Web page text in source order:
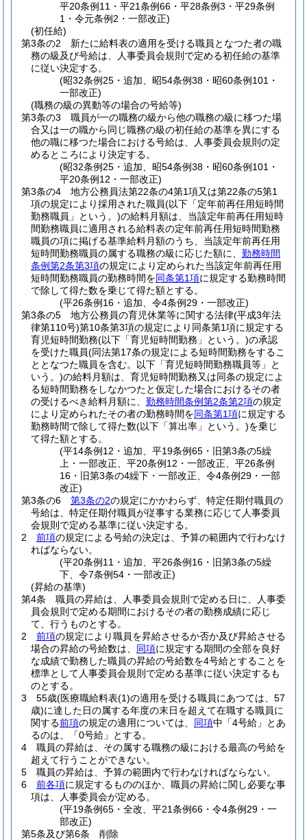
平20条例11・平21条例66・平28条例3・平29条例
1・令元条例2・一部改正)
(初任給)
第3条の2
新たに給料表の適用を受ける職員となつた者の職
務の級及び号給は、人事委員会規則で定める初任給の基準
に従い決定する。
(昭32条例25・追加、昭54条例38・昭60条例101・
一部改正)
(職務の級の異動等の場合の号給等)
第3条の3
職員が一の職務の級から他の職務の級に移つた場
合又は一の職から同じ職務の級の初任給の基準を異にする
他の職に移つた場合における号給は、人事委員会規則の定
めるところにより決定する。
(昭32条例25・追加、昭54条例38・昭60条例101・
平20条例12・一部改正)
第3条の4
地方公務員法第22条の4第1項又は第22条の5第1
項の規定により採用された職員(以下「定年前再任用短時間
勤務職員」という。)の給料月額は、当該定年前再任用短時
間勤務職員に適用される給料表の定年前再任用短時間勤務
職員の項に掲げる基準給料月額のうち、当該定年前再任用
短時間勤務職員の属する職務の級に応じた額に、 勤務時間
条例第2条第3項の規定により定められた当該定年前再任用
短時間勤務職員の勤務時間を同条第1項に規定する勤務時間
で除して得た数を乗じて得た額とする。
(平26条例16・追加、令4条例29・一部改正)
第3条の5
地方公務員の育児休業等に関する法律(平成3年法
律第110号)第10条第3項の規定により同条第1項に規定する
育児短時間勤務(以下「育児短時間勤務」という。)の承認
を受けた職員(同法第17条の規定による短時間勤務をするこ
ととなつた職員を含む。以下「育児短時間勤務職員等」と
いう。)の給料月額は、育児短時間勤務又は同条の規定によ
る短時間勤務をしなかつたと仮定した場合におけるその者
の受けるべき給料月額に、 勤務時間条例第2条第2項の規定
により定められたその者の勤務時間を同条第1項に規定する
勤務時間で除して得た数(以下「算出率」という。)を乗じ
て得た額とする。
(平14条例12・追加、平19条例65・旧第3条の5繰
上・一部改正、平20条例12・一部改正、平26条例
16・旧第3条の4繰下・一部改正、令4条例29・一部
改正)
第3条の6
第3条の2の規定にかかわらず、特定任期付職員の
号給は、特定任期付職員が従事する業務に応じて人事委員
会規則で定める基準に従い決定する。
2
前項の規定による号給の決定は、予算の範囲内で行わなけ
ればならない。
(平20条例11・追加、平26条例16・旧第3条の5繰
下、令7条例54・一部改正)
(昇給の基準)
第4条
職員の昇給は、人事委員会規則で定める日に、人事委
員会規則で定める期間におけるその者の勤務成績に応じ
て、行うものとする。
2
前項の規定により職員を昇給させるか否か及び昇給させる
場合の昇給の号給数は、 同項に規定する期間の全部を良好
な成績で勤務した職員の昇給の号給数を4号給とすることを
標準として人事委員会規則で定める基準に従い決定するも
のとする。
3
55歳(医療職給料表(1)の適用を受ける職員にあつては、57
歳)に達した日の属する年度の末日を超えて在職する職員に
関する前項の規定の適用については、 同項中「4号給」とあ
るのは、「0号給」とする。
4
職員の昇給は、その属する職務の級における最高の号給を
超えて行うことができない。
5
職員の昇給は、予算の範囲内で行わなければならない。
6
前各項に規定するもののほか、職員の昇給に関し必要な事
項は、人事委員会が定める。
(平19条例65・全改、平21条例66・令4条例29・一
部改正)
第5条及び第6条
削除